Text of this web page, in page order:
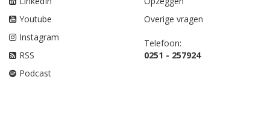
Youtube
Instagram
RSS
Podcast
Overige vragen
Telefoon:
0251 - 257924